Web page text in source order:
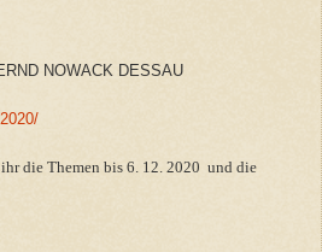
NOWACK DESSAU
die Themen bis 6. 12. 2020 und die